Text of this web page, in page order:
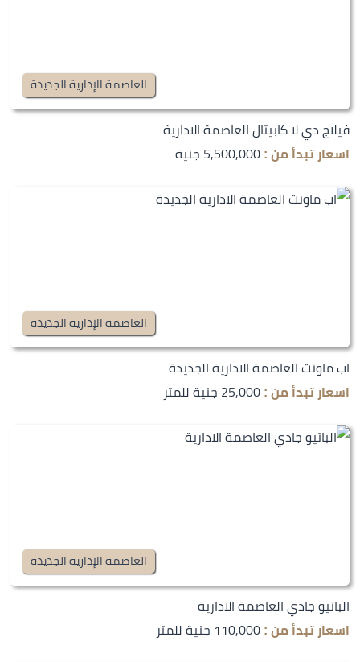
العاصمة الإدارية الجديدة
فيلاج دي لا كابيتال العاصمة الادارية
اسعار تبدأ من : 5,500,000 جنية
العاصمة الإدارية الجديدة
اب ماونت العاصمة الادارية الجديدة
اسعار تبدأ من : 25,000 جنية للمتر
العاصمة الإدارية الجديدة
الباتيو جادي العاصمة الادارية
اسعار تبدأ من : 110,000 جنية للمتر